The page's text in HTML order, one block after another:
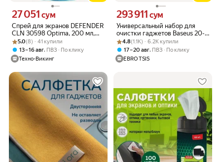
Спрей для экранов DEFENDER
CLN 30598 Optima, 200 мл,
микрофибра,
антистатический, без спирта
Цена 27051 сум вместо
27 051 сум
Рейтинг товара: 5.0 из 5
Оценок: (8) · 41 купили
5.0(8) · 41 купили
13 – 16 авг, ПВЗ
По клику
Техно-Викинг
Универсальный набор для
очистки гаджетов Baseus 20-
in-1
Цена 293911 сум вместо
293 911 сум
Рейтинг товара: 4.8 из 5
Оценок: (1.1K) · 6.2K купили
4.8(1.1K) · 6.2K купили
17 – 20 авг, ПВЗ
По клику
EBRO TSIS